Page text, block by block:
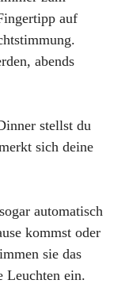
auf
abends
stellst du
sich deine
automatisch
kommst oder
sie das
Leuchten ein.